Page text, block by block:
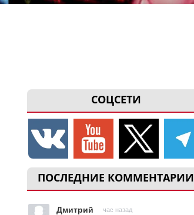
СОЦСЕТИ
ПОСЛЕДНИЕ КОММЕНТАРИИ
Дмитрий час назад